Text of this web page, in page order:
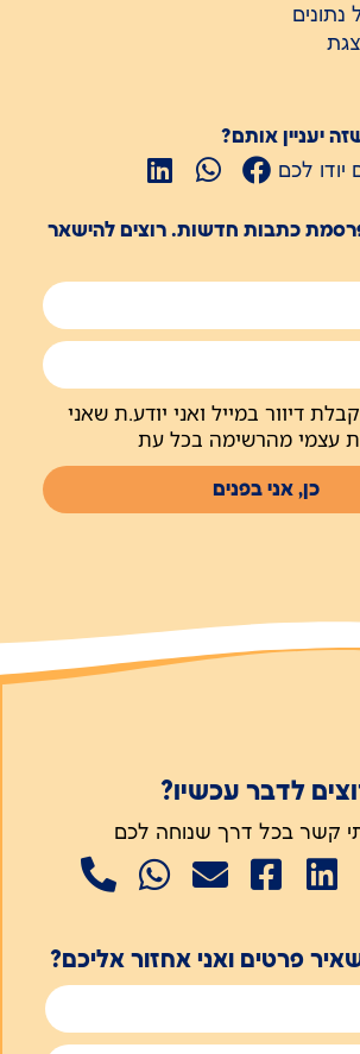
נתונים
יעניין אותם?
לכם
כתבות חדשות. רוצים להישאר
דיוור במייל ואני יודע.ת שאני
עצמי מהרשימה בכל עת
כן, אני בפנים
לדבר עכשיו?
קשר בכל דרך שנוחה לכם
פרטים ואני אחזור אליכם?